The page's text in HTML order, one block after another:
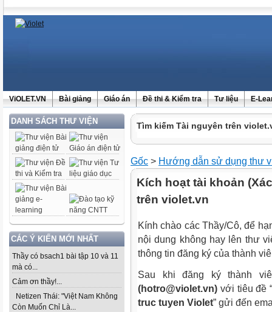
ViOLET.VN Bài giảng Giáo án Đề thi & Kiểm tra Tư liệu E-
DANH SÁCH THƯ VIỆN
CÁC Ý KIẾN MỚI NHẤT
Thầy có bsach1 bài tập 10 và 11
mà có...
Cảm ơn thầy!...
Netizen Thái: "Việt Nam Không
Còn Muốn Chỉ Là...
Tìm kiếm Tài nguyên trên
Gốc > Hướng dẫn sử dụng thư
Kích hoạt tài khoản
trên violet.vn
Kính chào các Thầy/Cô, để
nội dung không hay lên thư
thông tin đăng ký của thành
Sau khi đăng ký thành
(hotro@violet.vn) với tiêu đề
truc tuyen Violet” gửi đến